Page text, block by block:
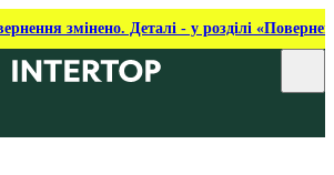
змінено. Деталі - у розділі